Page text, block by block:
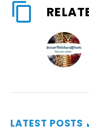
LATEST POSTS